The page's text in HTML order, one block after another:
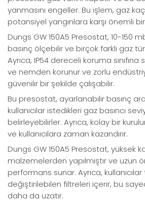
yanmasını engeller. Bu işlem, gaz
potansiyel yangınlara karşı önemli
Dungs GW 150A5 Presostat, 10-150
basınç ölçebilir ve birçok farklı gaz
Ayrıca, IP54 dereceli koruma
ve nemden korunur ve zorlu
güvenilir bir şekilde çalışabilir.
Bu presostat, ayarlanabilir basınç
kullanıcılar istedikleri gaz basıncı
belirleyebilirler. Ayrıca, kolay bir
ve kullanıcılara zaman kazandırır.
Dungs GW 150A5 Presostat, yüksek
malzemelerden yapılmıştır ve uzun
performans sunar. Ayrıca,
değiştirilebilen filtreleri içerir, bu
daha da uzatır.